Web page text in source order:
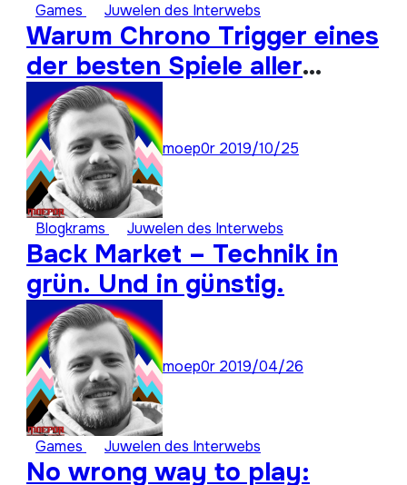
Games Juwelen des Interwebs
Warum Chrono Trigger eines
der besten Spiele aller
Zeiten ist: Super Stay
Forever 22
moep0r 2019/10/25
Blogkrams Juwelen des Interwebs
Back Market – Technik in
grün. Und in günstig.
moep0r 2019/04/26
Games Juwelen des Interwebs
No wrong way to play: